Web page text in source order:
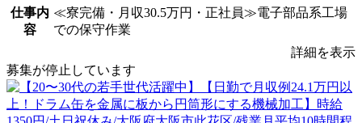
仕事内
容
≪寮完備・月収30.5万円・正社員≫電子部品系工場
での保守作業
詳細を表示
募集が停止しています